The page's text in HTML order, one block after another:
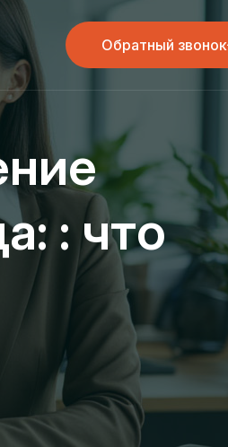
Обратный звонок
Обратный звонок
: что